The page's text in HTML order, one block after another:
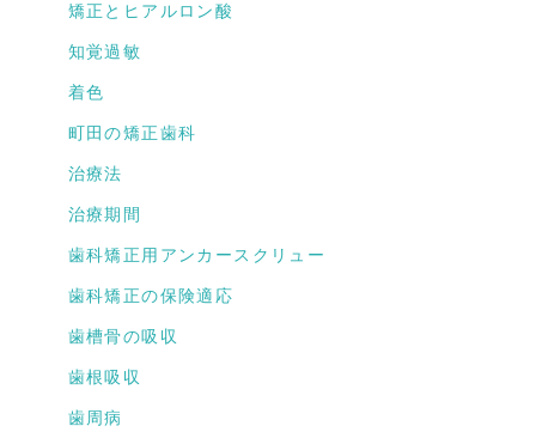
矯正とヒアルロン酸
知覚過敏
着色
町田の矯正歯科
治療法
治療期間
歯科矯正用アンカースクリュー
歯科矯正の保険適応
歯槽骨の吸収
歯根吸収
歯周病